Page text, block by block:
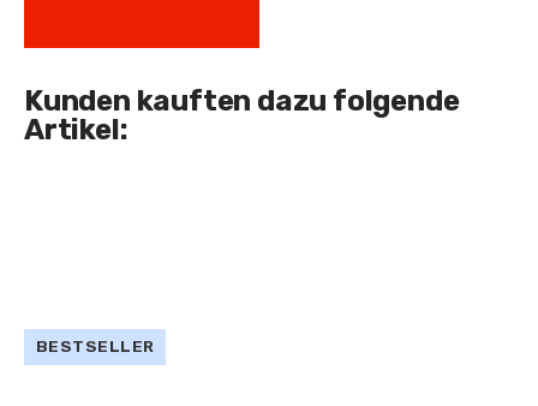
Kunden kauften dazu folgende
Artikel:
BESTSELLER